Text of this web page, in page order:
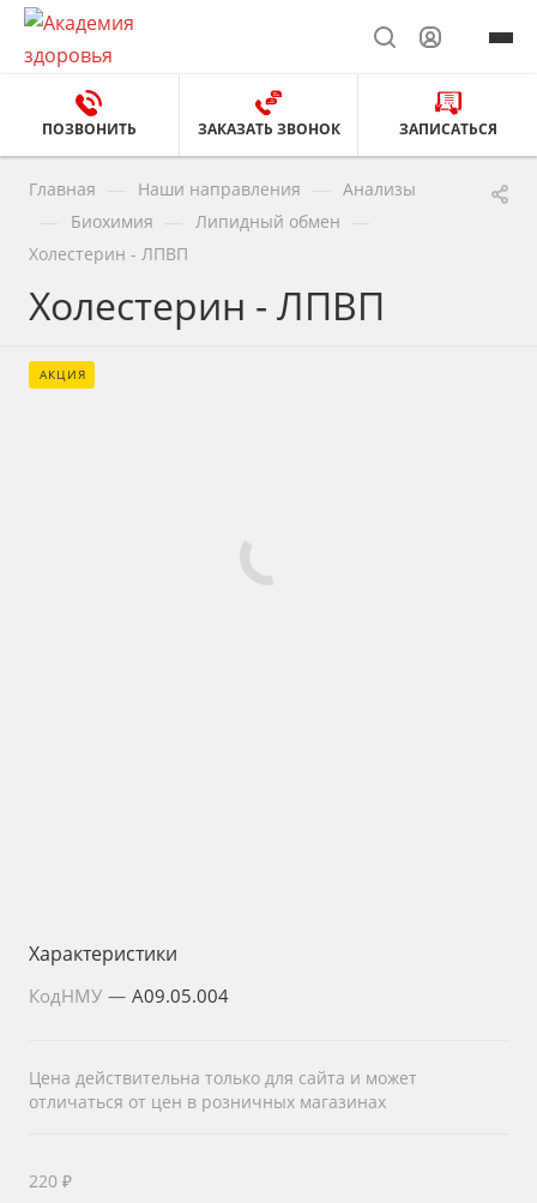
ПОЗВОНИТЬ ЗАКАЗАТЬ ЗВОНОК ЗАПИСАТЬСЯ
Главная Наши направления Анализы
Биохимия Липидный обмен
Холестерин - ЛПВП
Холестерин - ЛПВП
АКЦИЯ
Характеристики
КодНМУ — A09.05.004
Цена действительна только для сайта и может
отличаться от цен в розничных магазинах
220 ₽